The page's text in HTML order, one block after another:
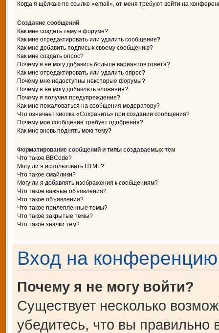
Когда я щёлкаю по ссылке «email», от меня требуют войти на
Создание сообщений
Как мне создать тему в форуме?
Как мне отредактировать или удалить сообщение?
Как мне добавить подпись к своему сообщению?
Как мне создать опрос?
Почему я не могу добавить больше вариантов ответа?
Как мне отредактировать или удалить опрос?
Почему мне недоступны некоторые форумы?
Почему я не могу добавлять вложения?
Почему я получил предупреждение?
Как мне пожаловаться на сообщения модератору?
Что означает кнопка «Сохранить» при создании сообщения?
Почему моё сообщение требует одобрения?
Как мне вновь поднять мою тему?
Форматирование сообщений и типы создаваемых тем
Что такое BBCode?
Могу ли я использовать HTML?
Что такое смайлики?
Могу ли я добавлять изображения к сообщениям?
Что такое важные объявления?
Что такое объявления?
Что такое прилепленные темы?
Что такое закрытые темы?
Что такое значки тем?
Вход на конференцию
Почему я не могу войти?
Существует несколько
убедитесь, что вы правильно